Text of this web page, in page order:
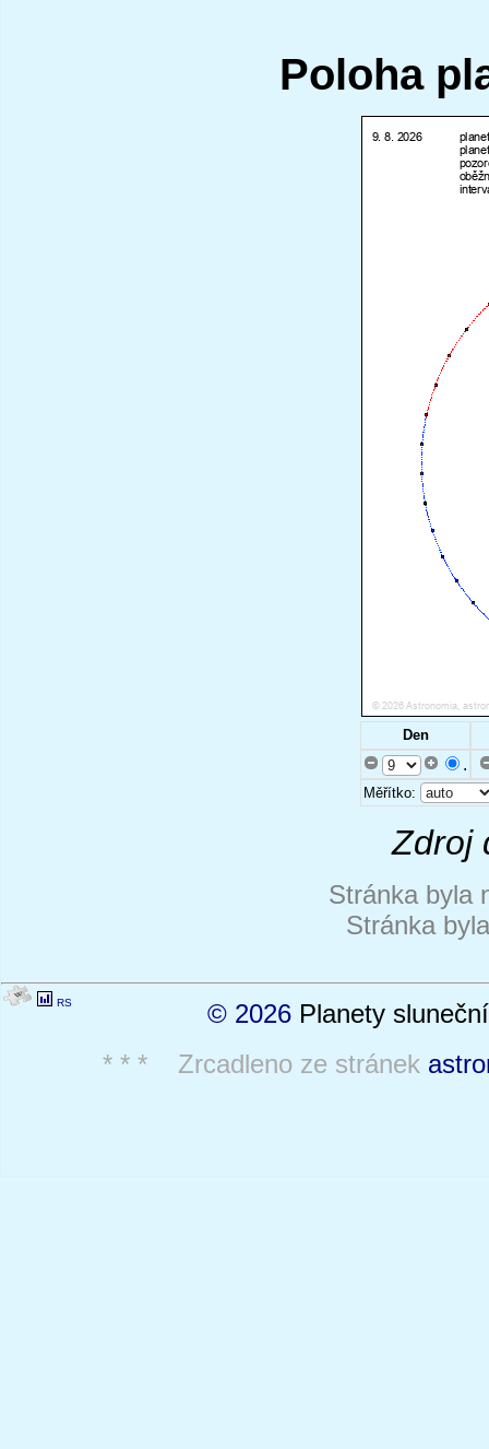
Poloha
Den
.
Měřítko:
Zdroj
Stránka byla
Stránka
RS © 2026 Planety
* * * Zrcadleno ze stránek